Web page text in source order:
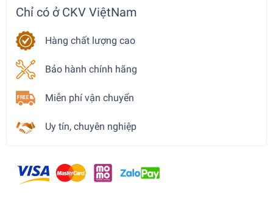
Chỉ có ở CKV ViệtNam
Hàng chất lượng cao
Bảo hành chính hãng
Miễn phí vận chuyển
Uy tín, chuyên nghiệp